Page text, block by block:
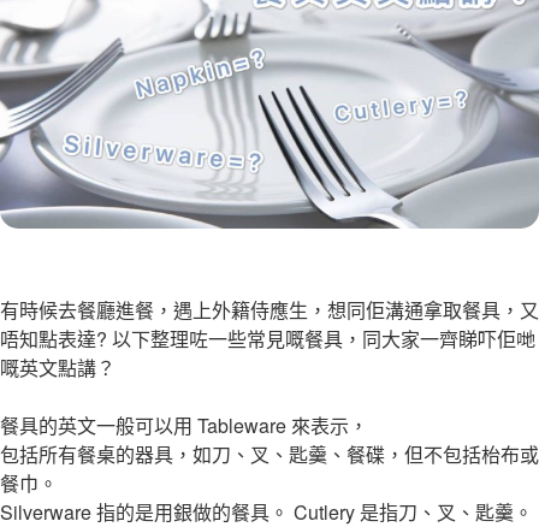
有時候去餐廳進餐，遇上外籍侍應生，想同佢溝通拿取餐具，又
唔知點表達? 以下整理咗一些常見嘅餐具，同大家一齊睇吓佢哋
嘅英文點講？
餐具的英文一般可以用 Tableware 來表示，
包括所有餐桌的器具，如刀、叉、匙羹、餐碟，但不包括枱布或
餐巾。
Silverware 指的是用銀做的餐具。 Cutlery 是指刀、叉、匙羹。